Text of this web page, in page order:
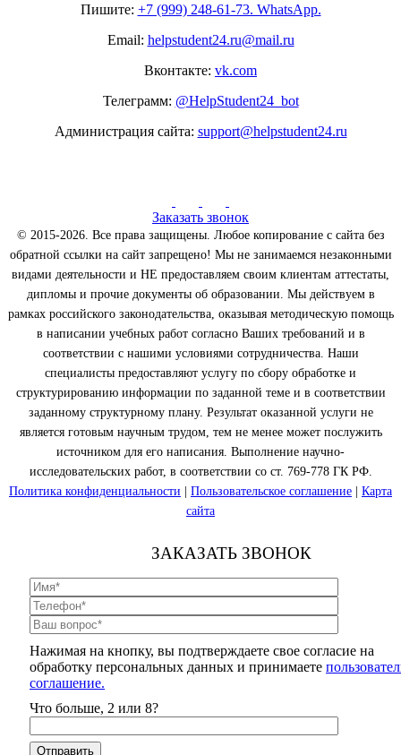
Пишите: +7 (999) 248-61-73. WhatsApp.
Email: helpstudent24.ru@mail.ru
Вконтакте: vk.com
Телеграмм: @HelpStudent24_bot
Администрация сайта: support@helpstudent24.ru
Заказать звонок
© 2015-2026. Все права защищены. Любое копирование с сайта без
обратной ссылки на сайт запрещено! Мы не занимаемся незаконными
видами деятельности и НЕ предоставляем своим клиентам аттестаты,
дипломы и прочие документы об образовании. Мы действуем в
рамках российского законодательства, оказывая методическую помощь
в написании учебных работ согласно Ваших требований и в
соответствии с нашими условиями сотрудничества. Наши
специалисты предоставляют услугу по сбору обработке и
структурированию информации по заданной теме и в соответствии
заданному структурному плану. Результат оказанной услуги не
является готовым научным трудом, тем не менее может послужить
источником для его написания. Выполнение научно-
исследовательских работ, в соответствии со ст. 769-778 ГК РФ.
Политика конфиденциальности
Пользовательское соглашение
Карта
сайта
ЗАКАЗАТЬ ЗВОНОК
Нажимая на кнопку, вы подтверждаете свое согласие на
обработку персональных данных и принимаете
соглашение.
Что больше, 2 или 8?